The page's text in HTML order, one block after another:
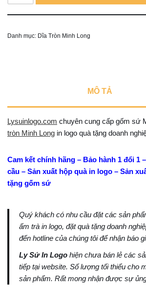
Danh mục: Dĩa Tròn Minh Long
MÔ TẢ
Lysuinlogo.com chuyên cung cấp gốm sứ
tròn Minh Long in logo quà tặng doanh
Cam kết chính hãng – Bảo hành 1 đổi 1
cầu – Sản xuất hộp quà in logo – Sản
tặng gốm sứ
Quý khách có nhu cầu đặt các sản
ấm trà in logo, đặt quà tặng doanh
đến hotline của chúng tôi để nhận báo
Ly Sứ In Logo hiện chưa bán lẻ các
tiếp tại website. Số lượng tối thiểu cho
sản phẩm. Rất mong nhận được sự